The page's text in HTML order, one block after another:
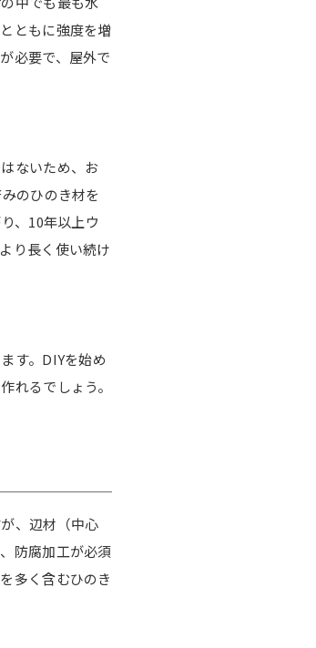
ともに強度を増
必要で、屋外で
ないため、お
のひのき材を
、10年以上ウ
り長く使い続け
す。DIYを始め
れるでしょう。
、辺材（中心
防腐加工が必須
多く含むひのき